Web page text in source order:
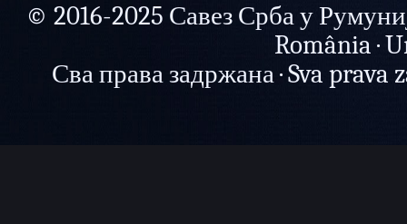
© 2016-2025 Савез Срба у
România ·
Сва права задржана · Sva